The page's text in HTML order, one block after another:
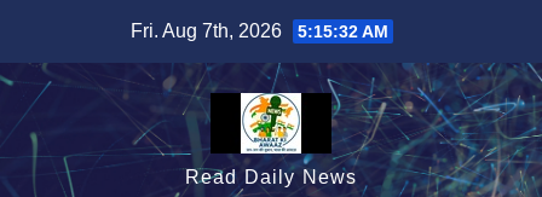
content
Fri. Aug 7th, 2026 5:15:33 AM
Read Daily News